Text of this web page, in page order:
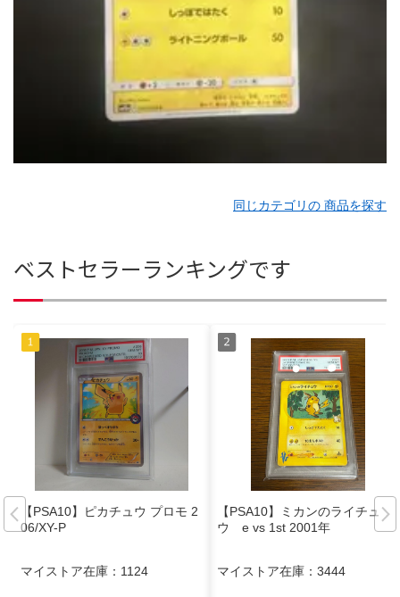
同じカテゴリの 商品を探す
ベストセラーランキングです
【PSA10】ピカチュウ プロモ 2
06/XY-P
マイストア在庫： 1124
【PSA10】ミカンのライチュ
ウ e vs 1st 2001年
マイストア在庫： 3444